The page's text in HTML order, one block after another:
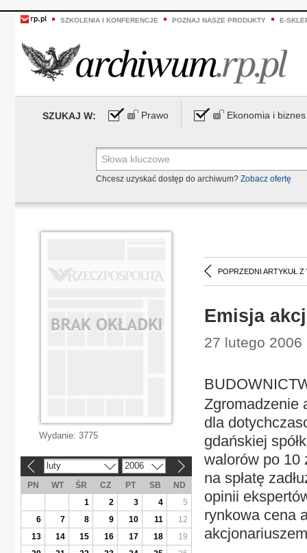
SZKOLENIA I KONFERENCJE POZNAJ NASZE PRODUKTY E-
SZUKAJ W: Prawo Ekonomia i biznes
Chcesz uzyskać dostęp do archiwum? Zobacz ofertę
POPRZEDNI ARTYKUŁ Z
Emisja
27 lutego
Zgromadzenie
dla
gdańskiej
walorów po 10
na spłatę
opinii
rynkowa cena
Wydanie: 3775
luty 2006
PN WT ŚR CZ PT SB
ND
1
2 3 4
5
6
7 8 9 10 11
12
13
14 15 16 17 18
19